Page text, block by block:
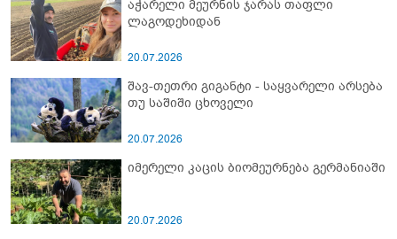
აჭარელი მეურნის ჯარას თაფლი
ლაგოდეხიდან
20.07.2026
შავ-თეთრი გიგანტი - საყვარელი არსება
თუ საშიში ცხოველი
20.07.2026
იმერელი კაცის ბიომეურნება გერმანიაში
20.07.2026